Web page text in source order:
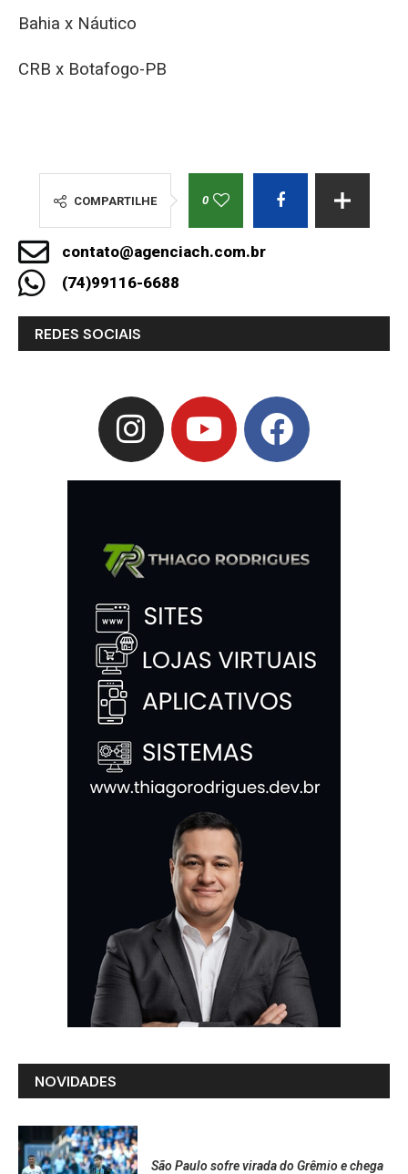
Bahia x Náutico
CRB x Botafogo-PB
COMPARTILHE 0
contato@agenciach.com.br
(74)99116-6688
REDES SOCIAIS
NOVIDADES
São Paulo sofre virada do Grêmio e chega